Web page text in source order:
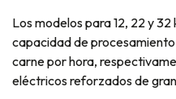
Los modelos para 12, 22 y
capacidad de
carne por hora,
eléctricos reforzados de